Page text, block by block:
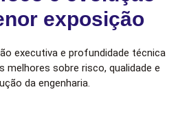
exposição
executiva e profundidade técnica
melhores sobre risco, qualidade e
da engenharia.